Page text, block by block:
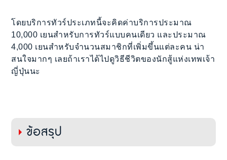
โดยบริการทัวร์ประเภทนี้จะคิดค่าบริการประมาณ
10,000 เยนสำหรับการทัวร์แบบคนเดียว และประมาณ
4,000 เยนสำหรับจำนวนสมาชิกที่เพิ่มขึ้นแต่ละคน น่า
สนใจมากๆ เลยถ้าเราได้ไปดูวิธีชีวิตของนักสู้แห่งเทพเจ้า
ญี่ปุ่นนะ
ข้อสรุป